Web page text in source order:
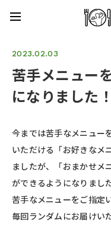
2023.02.03
苦手メニュー
になりました！
今までは苦手なメニュー
いただける「お好きなメ
ましたが、「おまかせメ
ができるようになりまし
苦手なメニューをご指定
毎回ランダムにお届けい